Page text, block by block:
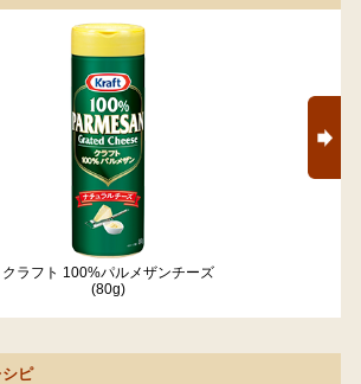
クラフト 100%パルメザンチーズ
(80g)
ピ